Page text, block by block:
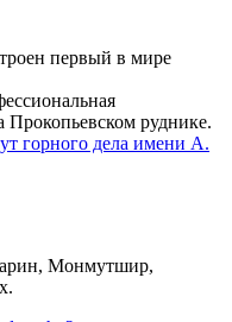
первый в мире
Прокопьевском руднике.
горного дела имени А.
Монмутшир,